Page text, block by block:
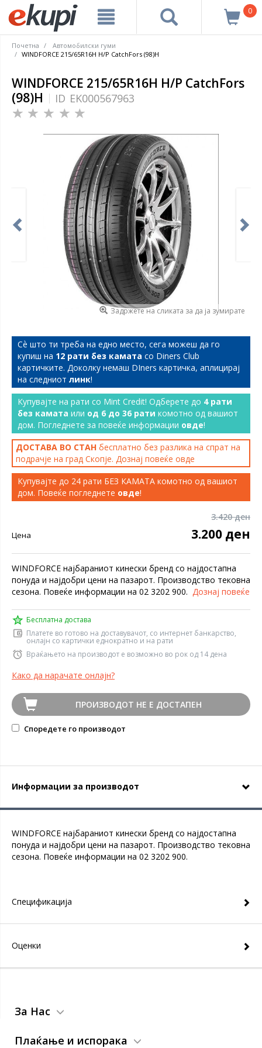
0
Почетна
Автомобилски гуми
WINDFORCE 215/65R16H H/P CatchFors (98)H
WINDFORCE 215/65R16H H/P CatchFors
(98)H
ID EK000567963
Задржете на сликата за да ја зумирате
Сѐ што ти треба на едно место, сега можеш да го
купиш на 12 рати без камата со Diners Club
картичките. Доколку немаш DIners картичка, аплицирај
на следниот линк!
Купувајте на рати со Mint Credit! Одберете до 4 рати
без камата или од 6 до 36 рати комотно од вашиот
дом. Погледнете за повеќе информации овде!
ДОСТАВА ВО СТАН бесплатно без разлика на спрат на
подрачје на град Скопје. Дознај повеќе овде
Купувајте до 24 рати БЕЗ КАМАТА комотно од вашиот
дом. Повеќе погледнете овде!
3.420 ден
Цена 3.200 ден
WINDFORCE најбараниот кинески бренд со најдостапна
понуда и најдобри цени на пазарот. Производство тековна
сезона. Повеќе информации на 02 3202 900. Дознај повеќе
Бесплатна достава
Платете во готово на доставувачот, со интернет банкарство,
онлајн со картички еднократно и на рати
Враќањето на производот е возможно во рок од 14 дена
Како да нарачате онлајн?
ПРОИЗВОДОТ НЕ Е ДОСТАПЕН
Споредете го производот
Информации за производот
WINDFORCE најбараниот кинески бренд со најдостапна
понуда и најдобри цени на пазарот. Производство тековна
сезона. Повеќе информации на 02 3202 900.
Спецификација
Оценки
За Нас
Плаќање и испорака